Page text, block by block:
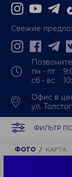
ФИЛЬТР
ФОТО КАРТА
Свежие
пн - пт
сб - вс
Офис в
ул.
E-mail:
ООО «Артель